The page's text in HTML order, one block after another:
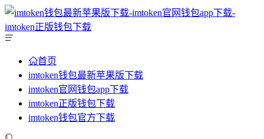
首页
imtoken钱包最新苹果版下载
imtoken官网钱包app下载
imtoken正版钱包下载
imtoken钱包官方下载